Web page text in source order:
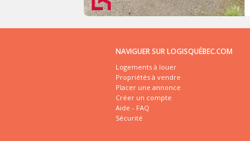
NAVIGUER SUR LOGISQUÉBEC.COM
Logements à louer
Propriétés à vendre
Placer une annonce
Créer un compte
Aide - FAQ
Sécurité